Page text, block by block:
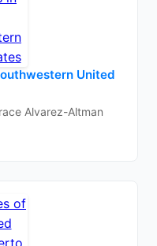
United
Alvarez-Altman